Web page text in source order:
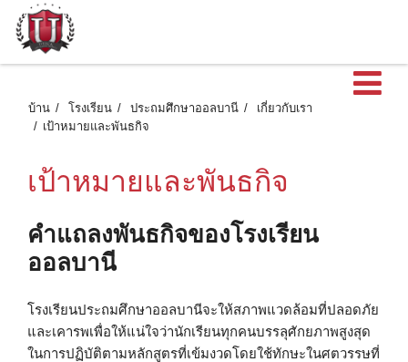
เ
บ้าน โรงเรียน ประถมศึกษาออลบานี
เกี่ยวกับเรา
เป้าหมายและพันธกิจ
เป้าหมายและพันธกิจ
คําแถลงพันธกิจของโรงเรียน
ออลบานี
โรงเรียนประถมศึกษาออลบานีจะให้สภาพแวดล้อมที่ปลอดภัย
และเคารพเพื่อให้แน่ใจว่านักเรียนทุกคนบรรลุศักยภาพสูงสุด
ในการปฏิบัติตามหลักสูตรที่เข้มงวดโดยใช้ทักษะในศตวรรษที่